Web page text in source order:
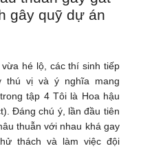
gây quỹ dự án
hé lộ, các thí sinh tiếp
thú vị và ý nghĩa mang
tập 4 Tôi là Hoa hậu
Đáng chú ý, lần đầu tiên
thuẫn với nhau khá gay
thách và làm việc đội